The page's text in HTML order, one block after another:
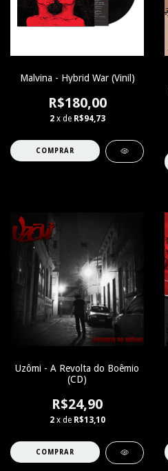
Malvina - Hybrid War (Vinil)
R$180,00
2 x de R$94,73
Uzômi - A Revolta do Boêmio
(CD)
R$24,90
2 x de R$13,10